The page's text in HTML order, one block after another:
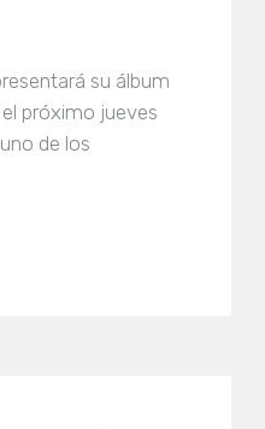
su álbum
el próximo jueves
de los